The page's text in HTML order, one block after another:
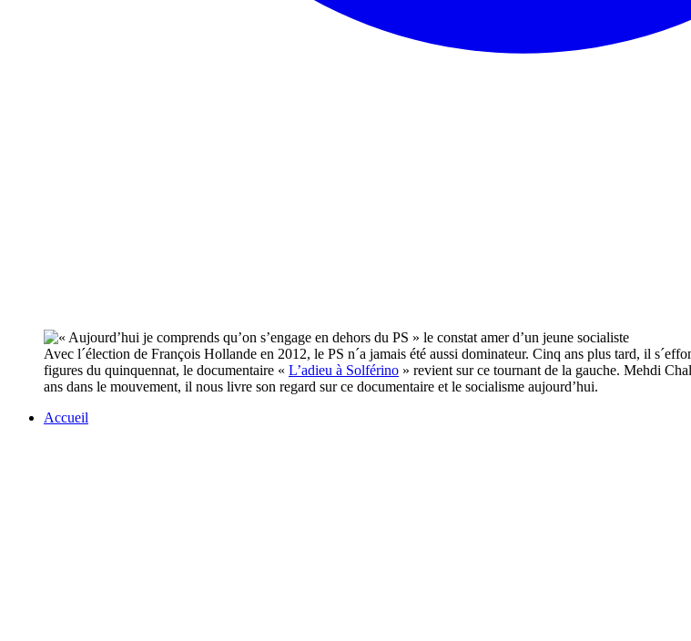
Avec l´élection de François Hollande en 2012, le PS n´a jamais été aussi dominateur. Cinq ans plus tard, il
figures du quinquennat, le documentaire « L’adieu à Solférino » revient sur ce tournant de la gauche. Mehdi
ans dans le mouvement, il nous livre son regard sur ce documentaire et le socialisme aujourd’hui.
Accueil